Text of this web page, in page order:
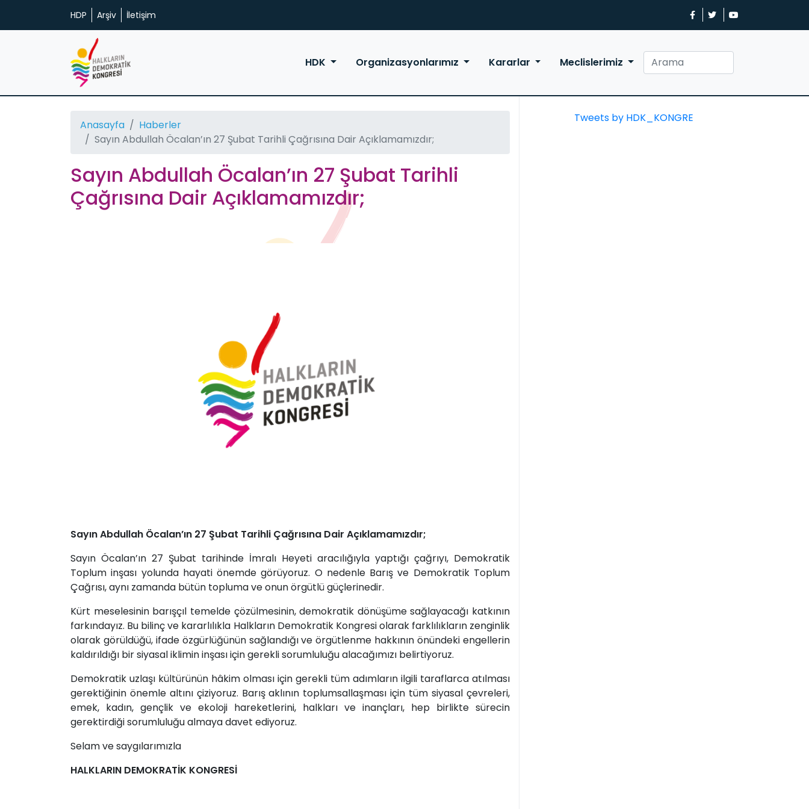
HDP Arşiv İletişim
HDK Organizasyonlarımız Kararlar Meclislerimiz
Anasayfa
Haberler
Sayın Abdullah Öcalan’ın 27 Şubat Tarihli Çağrısına Dair Açıklamamızdır;
Sayın Abdullah Öcalan’ın 27 Şubat Tarihli
Çağrısına Dair Açıklamamızdır;
Sayın Abdullah Öcalan’ın 27 Şubat Tarihli Çağrısına Dair Açıklamamızdır;
Sayın Öcalan’ın 27 Şubat tarihinde İmralı Heyeti aracılığıyla yaptığı çağrıyı, Demokratik
Toplum inşası yolunda hayati önemde görüyoruz. O nedenle Barış ve Demokratik Toplum
Çağrısı, aynı zamanda bütün topluma ve onun örgütlü güçlerinedir.
Kürt meselesinin barışçıl temelde çözülmesinin, demokratik dönüşüme sağlayacağı katkının
farkındayız. Bu bilinç ve kararlılıkla Halkların Demokratik Kongresi olarak farklılıkların zenginlik
olarak görüldüğü, ifade özgürlüğünün sağlandığı ve örgütlenme hakkının önündeki engellerin
kaldırıldığı bir siyasal iklimin inşası için gerekli sorumluluğu alacağımızı belirtiyoruz.
Demokratik uzlaşı kültürünün hâkim olması için gerekli tüm adımların ilgili taraflarca atılması
gerektiğinin önemle altını çiziyoruz. Barış aklının toplumsallaşması için tüm siyasal çevreleri,
emek, kadın, gençlik ve ekoloji hareketlerini, halkları ve inançları, hep birlikte sürecin
gerektirdiği sorumluluğu almaya davet ediyoruz.
Selam ve saygılarımızla
HALKLARIN DEMOKRATİK KONGRESİ
Tweets by HDK_KONGRE